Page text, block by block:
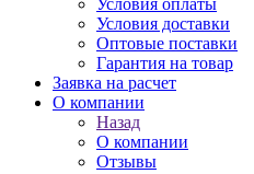
Условия оплаты
Условия доставки
Оптовые поставки
Гарантия на товар
Заявка на расчет
О компании
Назад
О компании
Отзывы